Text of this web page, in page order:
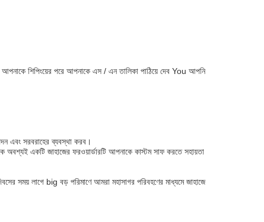
শিপিংয়ের পরে আপনাকে এস / এন তালিকা পাঠিয়ে দেব You আপনি
এবং সরবরাহের ব্যবস্থা করব।
অবশ্যই একটি জাহাজের ফরওয়ার্ডারটি আপনাকে কাস্টম সাফ করতে সহায়তা
সময় লাগে big বড় পরিমাণে আমরা মহাসাগর পরিবহণের মাধ্যমে জাহাজে